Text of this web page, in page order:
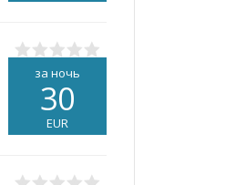
за ночь
30
EUR